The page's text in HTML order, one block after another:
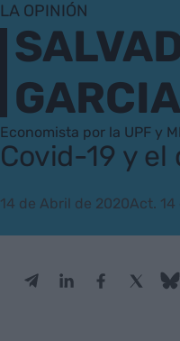
LA OPINIÓN
Economista por la UPF y
Covid-19 y
14 de Abril de 2020Act.